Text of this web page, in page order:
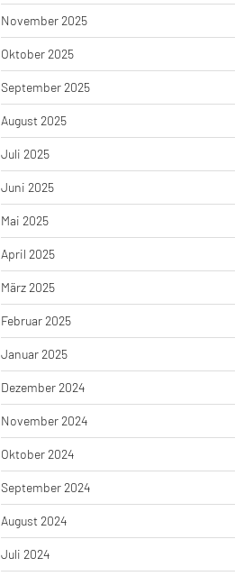
November 2025
Oktober 2025
September 2025
August 2025
Juli 2025
Juni 2025
Mai 2025
April 2025
März 2025
Februar 2025
Januar 2025
Dezember 2024
November 2024
Oktober 2024
September 2024
August 2024
Juli 2024